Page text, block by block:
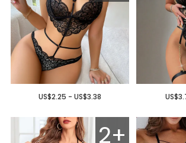
US$2.25 - US$3.38
2+